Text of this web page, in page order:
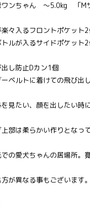
ワンちゃん ～5.0kg 「M
々入るフロントポケット
トルが入るサイドポケッ
し防止Dカン1個
ーベルトに着けての飛び
見たい、顔を出したい時
部は柔らかい作りとなっ
の愛犬ちゃんの居場所。
が異なる事もございます